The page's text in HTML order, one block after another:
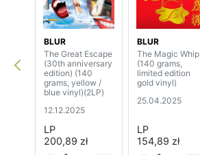
BLUR
The Great Escape
(30th anniversary
edition) (140
grams, yellow /
blue vinyl)(2LP)
12.12.2025
LP
200,89 zł
BLUR
The Magic Whip
(140 grams,
limited edition
gold vinyl)
25.04.2025
LP
154,89 zł